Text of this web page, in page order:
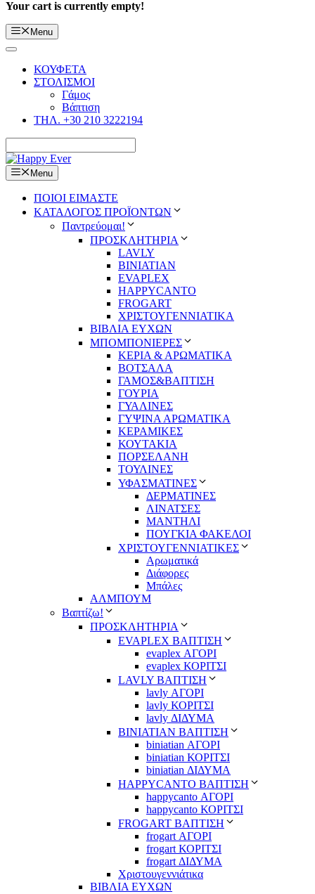
Your cart is currently empty!
Menu
ΚΟΥΦΕΤΑ
ΣΤΟΛΙΣΜΟΙ
Γάμος
Βάπτιση
ΤΗΛ. +30 210 3222194
Menu
ΠΟΙΟΙ ΕΙΜΑΣΤΕ
ΚΑΤΑΛΟΓΟΣ ΠΡΟΪΟΝΤΩΝ
Παντρεύομαι!
ΠΡΟΣΚΛΗΤΗΡΙΑ
LAVLY
BINIATIAN
EVAPLEX
HAPPYCANTO
FROGART
ΧΡΙΣΤΟΥΓΕΝΝΙΑΤΙΚΑ
ΒΙΒΛΙΑ ΕΥΧΩΝ
ΜΠΟΜΠΟΝΙΕΡΕΣ
ΚΕΡΙΑ & ΑΡΩΜΑΤΙΚΑ
ΒΟΤΣΑΛΑ
ΓΑΜΟΣ&ΒΑΠΤΙΣΗ
ΓΟΥΡΙΑ
ΓΥΑΛΙΝΕΣ
ΓΥΨΙΝΑ ΑΡΩΜΑΤΙΚΑ
ΚΕΡΑΜΙΚΕΣ
ΚΟΥΤΑΚΙΑ
ΠΟΡΣΕΛΑΝΗ
ΤΟΥΛΙΝΕΣ
ΥΦΑΣΜΑΤΙΝΕΣ
ΔΕΡΜΑΤΙΝΕΣ
ΛΙΝΑΤΣΕΣ
ΜΑΝΤΗΛΙ
ΠΟΥΓΚΙΑ ΦΑΚΕΛΟΙ
ΧΡΙΣΤΟΥΓΕΝΝΙΑΤΙΚΕΣ
Αρωματικά
Διάφορες
Μπάλες
ΑΛΜΠΟΥΜ
Βαπτίζω!
ΠΡΟΣΚΛΗΤΗΡΙΑ
EVAPLEX ΒΑΠΤΙΣΗ
evaplex ΑΓΟΡΙ
evaplex ΚΟΡΙΤΣΙ
LAVLY ΒΑΠΤΙΣΗ
lavly ΑΓΟΡΙ
lavly ΚΟΡΙΤΣΙ
lavly ΔΙΔΥΜΑ
ΒΙΝΙΑΤΙΑΝ ΒΑΠΤΙΣΗ
biniatian ΑΓΟΡΙ
biniatian ΚΟΡΙΤΣΙ
biniatian ΔΙΔΥΜΑ
HAPPYCANTO ΒΑΠΤΙΣΗ
happycanto ΑΓΟΡΙ
happycanto ΚΟΡΙΤΣΙ
FROGART ΒΑΠΤΙΣΗ
frogart ΑΓΟΡΙ
frogart ΚΟΡΙΤΣΙ
frogart ΔΙΔΥΜΑ
Χριστουγεννιάτικα
ΒΙΒΛΙΑ ΕΥΧΩΝ